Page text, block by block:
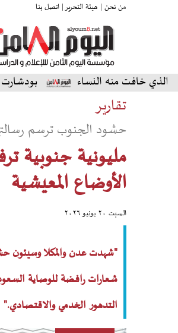
من نحن | هيئة التحرير | اتصل بنا
بودشارت يقود آلاف
تقارير
حشود الجنوب ترسم
مليونية جنوبية
الأوضاع المعيشية
السبت ٢٠ يونيو ٢٠٢٦
"شهدت عدن والمكلا وسيئون
شعارات رافضة للوصاية
التدهور الخدمي والاقتصادي."